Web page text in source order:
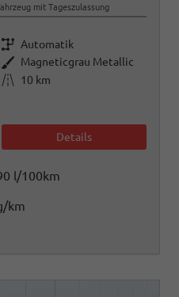
mit Tageszulassung
Getriebe Automatik
Außenfarbe Magneticgrau Metallic
Kilometerstand
10 km
Details
l/100km
km